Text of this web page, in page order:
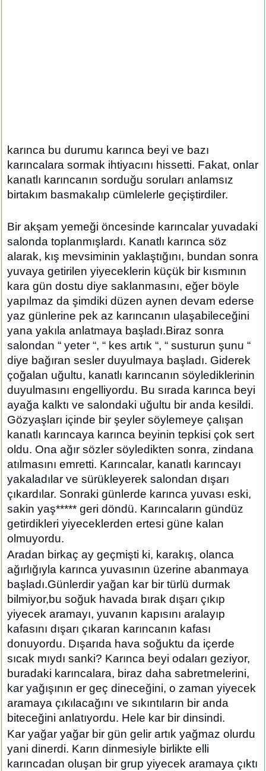
karınca bu durumu karınca beyi ve bazı
karıncalara sormak ihtiyacını hissetti. Fakat, onlar
kanatlı karıncanın sorduğu soruları anlamsız
birtakım basmakalıp cümlelerle geçiştirdiler.
Bir akşam yemeği öncesinde karıncalar yuvadaki
salonda toplanmışlardı. Kanatlı karınca söz
alarak, kış mevsiminin yaklaştığını, bundan sonra
yuvaya getirilen yiyeceklerin küçük bir kısmının
kara gün dostu diye saklanmasını, eğer böyle
yapılmaz da şimdiki düzen aynen devam ederse
yaz günlerine pek az karıncanın ulaşabileceğini
yana yakıla anlatmaya başladı.Biraz sonra
salondan “ yeter “, “ kes artık “, “ susturun şunu “
diye bağıran sesler duyulmaya başladı. Giderek
çoğalan uğultu, kanatlı karıncanın söylediklerinin
duyulmasını engelliyordu. Bu sırada karınca beyi
ayağa kalktı ve salondaki uğultu bir anda kesildi.
Gözyaşları içinde bir şeyler söylemeye çalışan
kanatlı karıncaya karınca beyinin tepkisi çok sert
oldu. Ona ağır sözler söyledikten sonra, zindana
atılmasını emretti. Karıncalar, kanatlı karıncayı
yakaladılar ve sürükleyerek salondan dışarı
çıkardılar. Sonraki günlerde karınca yuvası eski,
sakin yaş***** geri döndü. Karıncaların gündüz
getirdikleri yiyeceklerden ertesi güne kalan
olmuyordu.
Aradan birkaç ay geçmişti ki, karakış, olanca
ağırlığıyla karınca yuvasının üzerine abanmaya
başladı.Günlerdir yağan kar bir türlü durmak
bilmiyor,bu soğuk havada bırak dışarı çıkıp
yiyecek aramayı, yuvanın kapısını aralayıp
kafasını dışarı çıkaran karıncanın kafası
donuyordu. Dışarıda hava soğuktu da içerde
sıcak mıydı sanki? Karınca beyi odaları geziyor,
buradaki karıncalara, biraz daha sabretmelerini,
kar yağışının er geç dineceğini, o zaman yiyecek
aramaya çıkılacağını ve sıkıntıların bir anda
biteceğini anlatıyordu. Hele kar bir dinsindi.
Kar yağar yağar bir gün gelir artık yağmaz olurdu
yani dinerdi. Karın dinmesiyle birlikte elli
karıncadan oluşan bir grup yiyecek aramaya çıktı